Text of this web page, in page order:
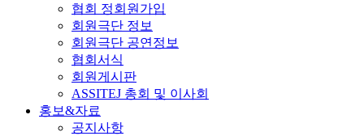
협회 정회원가입
회원극단 정보
회원극단 공연정보
협회서식
회원게시판
ASSITEJ 총회 및 이사회
홍보&자료
공지사항